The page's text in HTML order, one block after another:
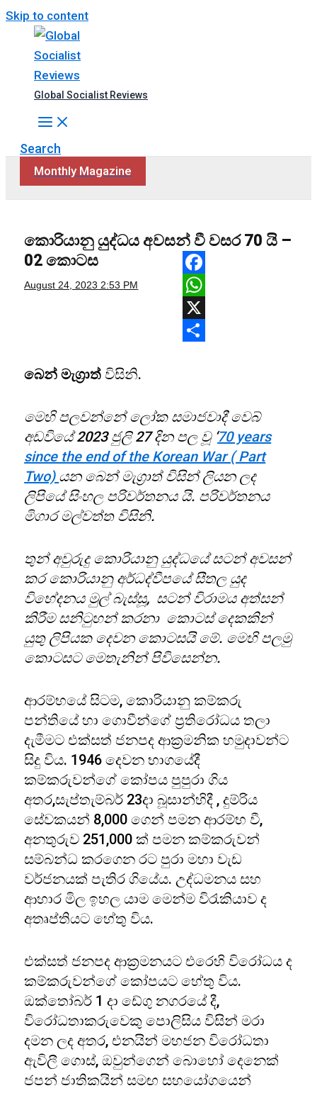
Skip to content
Global Socialist Reviews
Search
Monthly Magazine
කොරියානු යුද්ධය අවසන් වී වසර 70 යි –
02 කොටස
August 24, 2023 2:53 PM
Facebook
WhatsApp
X
බෙන් මැග්‍රාත් විසිනි.
මෙහි පලවන්නේ ලෝක සමාජවාදී වෙබ්
අඩවියේ 2023 ජුලි 27 දින පල වූ ‘70 years
since the end of the Korean War ( Part
Two) යන බෙන් මැග්‍රාත් විසින් ලියන ලද
ලිපියේ සිංහල පරිවර්තනය යි. පරිවර්තනය
මිගාර මල්වත්ත විසිනි.
තුන් අවුරුදු කොරියානු යුද්ධයේ සටන් අවසන්
කර කොරියානු අර්ධද්වීපයේ සීතල යුද
විභේදනය මුල් බැස්සූ, සටන් විරාමය අත්සන්
කිරීම සනිටුහන් කරනා කොටස් දෙකකින්
යුතු ලිපියක දෙවන කොටසයි මේ. මෙහි පලමු
කොටසට මෙතැනින් පිවිසෙන්න.
ආරම්භයේ සිටම, කොරියානු කම්කරු
පන්තියේ හා ගොවීන්ගේ ප්‍රතිරෝධය තලා
දැමීමට එක්සත් ජනපද ආක්‍රමනික හමුදාවන්ට
සිදු විය. 1946 දෙවන භාගයේදී
කම්කරුවන්ගේ කෝපය පුපුරා ගිය
අතර,සැප්තැම්බර් 23දා බූසාන්හිදී , දුම්රිය
සේවකයන් 8,000 ගෙන් පමන ආරම්භ වී,
අනතුරුව 251,000 ක් පමන කම්කරුවන්
සම්බන්ධ කරගෙන රට පුරා මහා වැඩ
වර්ජනයක් පැතිර ගියේය. උද්ධමනය සහ
ආහාර මිල ඉහල යාම මෙන්ම විරැකියාව ද
අතෘප්තියට හේතු විය.
එක්සත් ජනපද ආක්‍රමනයට එරෙහි විරෝධය ද
කම්කරුවන්ගේ කෝපයට හේතු විය.
ඔක්තෝබර් 1 දා ඩේගු නගරයේ දී,
විරෝධතාකරුවෙකු පොලිසිය විසින් මරා
දමන ලද අතර, එනයින් මහජන විරෝධතා
ඇවිලී ගොස්, ඔවුන්ගෙන් බොහෝ දෙනෙක්
ජපන් ජාතිකයින් සමඟ සහයෝගයෙන්